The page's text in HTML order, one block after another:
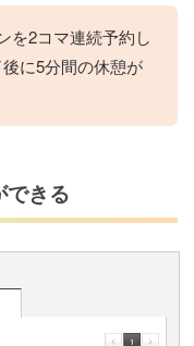
を2コマ連続予約し
に5分間の休憩が
できる